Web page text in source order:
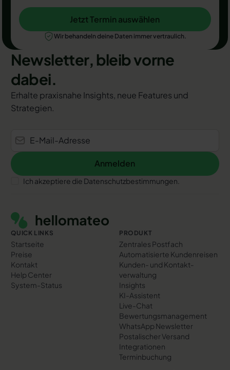
Jetzt Termin auswählen
Jetzt Termin auswählen
Wir behandeln deine Daten immer vertraulich.
Newsletter, bleib vorne
dabei.
Erhalte praxisnahe Insights, neue Features und
Strategien.
Anmelden
Anmelden
Ich akzeptiere die Datenschutzbestimmungen.
QUICK LINKS
Startseite
Preise
Kontakt
Help Center
System-Status
PRODUKT
Zentrales Postfach
Automatisierte Kundenreisen
Kunden- und Kontakt­
verwaltung
Insights
KI-Assistent
Live-Chat
Bewertungs­management
WhatsApp Newsletter
Postalischer Versand
Integrationen
Terminbuchung